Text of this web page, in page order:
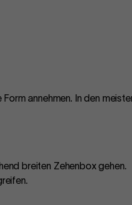
annehmen. In den
breiten Zehenbox gehen.